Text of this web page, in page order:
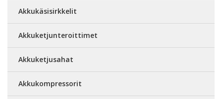
Akkukäsisirkkelit
Akkuketjunteroittimet
Akkuketjusahat
Akkukompressorit